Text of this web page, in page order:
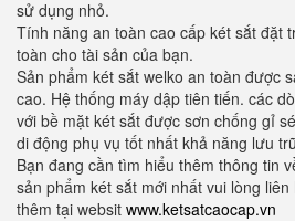
sử dụng nhỏ.
Tính năng an toàn cao cấp két sắt đặt
toàn cho tài sản của bạn.
Sản phẩm két sắt welko an toàn được
cao. Hệ thống máy dập tiên tiến. các
với bề mặt két sắt được sơn chống gỉ
di động phụ vụ tốt nhất khả năng lưu
Bạn đang cần tìm hiểu thêm thông tin
sản phẩm két sắt mới nhất vui lòng
thêm tại websit www.ketsatcaocap.vn